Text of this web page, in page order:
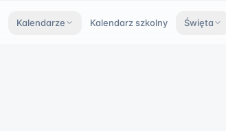
Kalendarze Kalendarz szkolny Święta